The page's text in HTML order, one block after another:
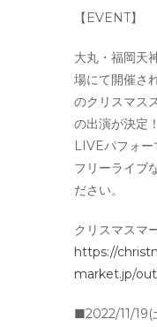
【EVENT】
大丸・福岡天
場にて開催さ
のクリスマス
の出演が決定！
LIVEパフォー
フリーライブ
ださい。
クリスマスマ
https://
market.jp/
■2022/11/19(